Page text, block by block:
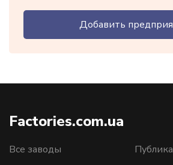
Добавить
Factories.com.ua
Все заводы